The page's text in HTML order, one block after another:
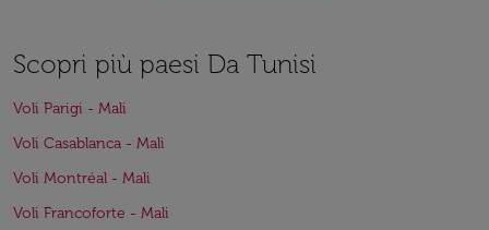
Scopri più paesi Da Tunisi
Voli Parigi - Mali
Voli Casablanca - Mali
Voli Montréal - Mali
Voli Francoforte - Mali